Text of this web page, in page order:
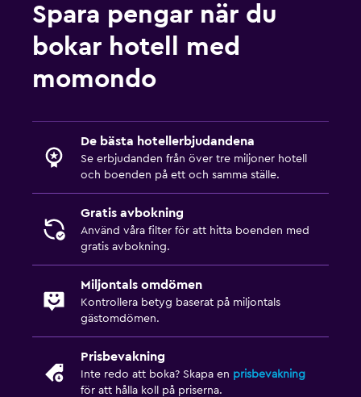
Spara pengar när du
bokar hotell med
momondo
De bästa hotellerbjudandena
Se erbjudanden från över tre miljoner hotell
och boenden på ett och samma ställe.
Gratis avbokning
Använd våra filter för att hitta boenden med
gratis avbokning.
Miljontals omdömen
Kontrollera betyg baserat på miljontals
gästomdömen.
Prisbevakning
Inte redo att boka? Skapa en prisbevakning
för att hålla koll på priserna.